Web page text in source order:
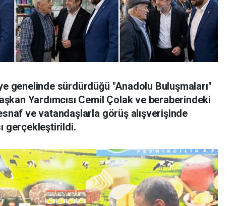
genelinde sürdürdüğü "Anadolu Buluşmaları"
Yardımcısı Cemil Çolak ve beraberindeki
ve vatandaşlarla görüş alışverişinde
gerçekleştirildi.